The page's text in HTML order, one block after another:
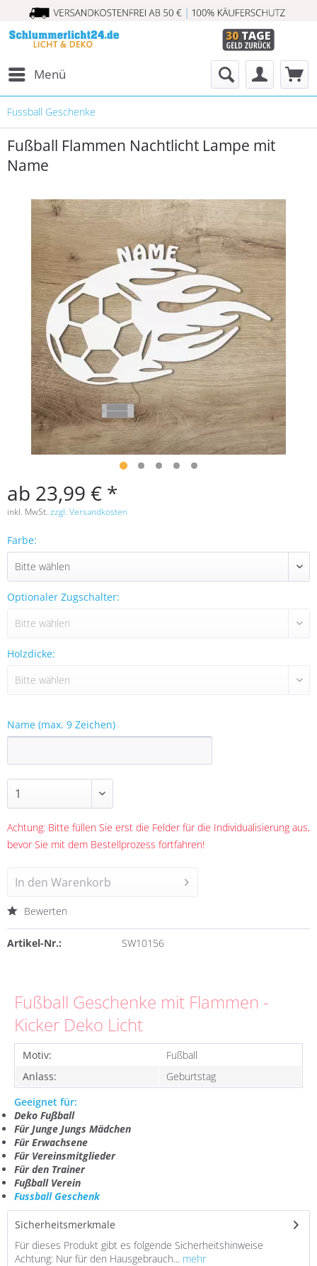
Menü
Fussball Geschenke
Fußball Flammen Nachtlicht Lampe mit
Name
ab 23,99 € *
inkl. MwSt. zzgl. Versandkosten
Farbe:
Optionaler Zugschalter:
Holzdicke:
Name (max. 9 Zeichen)
Achtung: Bitte füllen Sie erst die Felder für die Individualisierung aus,
bevor Sie mit dem Bestellprozess fortfahren!
In den Warenkorb
Bewerten
Artikel-Nr.: SW10156
Fußball Geschenke mit Flammen -
Kicker Deko Licht
Motiv:
Fußball
Anlass:
Geburtstag
Geeignet für:
Deko Fußball
Für Junge Jungs Mädchen
Für Erwachsene
Für Vereinsmitglieder
Für den Trainer
Fußball Verein
Fussball Geschenk
Sicherheitsmerkmale
Für dieses Produkt gibt es folgende Sicherheitshinweise
Achtung: Nur für den Hausgebrauch... mehr